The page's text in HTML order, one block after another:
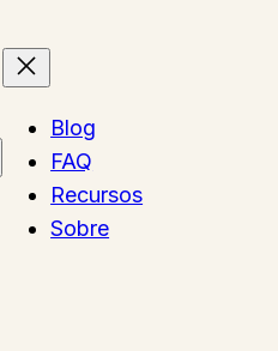
Blog
FAQ
Recursos
Sobre